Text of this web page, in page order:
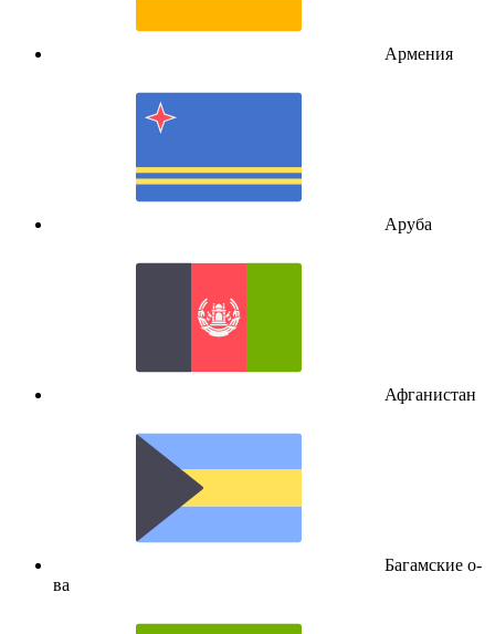
Армения
Аруба
Афганистан
Багамские о-
ва